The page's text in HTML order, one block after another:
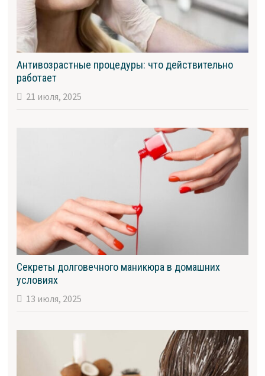
Антивозрастные процедуры: что действительно
работает
21 июля, 2025
Секреты долговечного маникюра в домашних
условиях
13 июля, 2025